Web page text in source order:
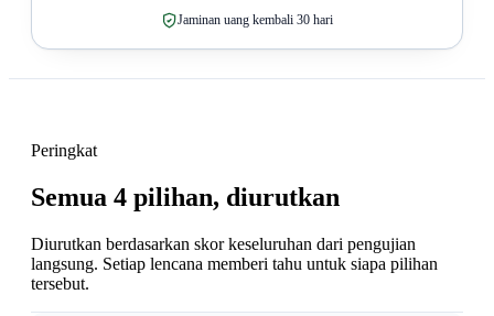
Jaminan uang kembali 30 hari
Peringkat
Semua 4 pilihan, diurutkan
Diurutkan berdasarkan skor keseluruhan dari pengujian
langsung. Setiap lencana memberi tahu untuk siapa pilihan
tersebut.